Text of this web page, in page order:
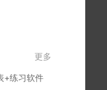
更多
+练习软件